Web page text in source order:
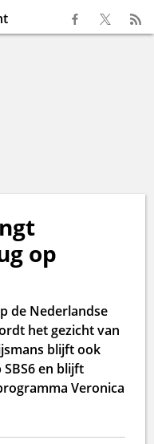
op
de Nederlandse
het gezicht van
blijft ook
en blijft
Veronica